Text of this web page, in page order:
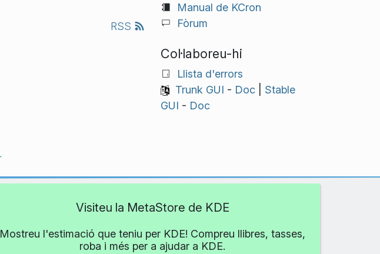
RSS
Manual de KCron
Fòrum
Col·laboreu-hi
Llista d'errors
Trunk GUI - Doc| Stable
GUI - Doc
Visiteu la MetaStore de KDE
Mostreu l'estimació que teniu per KDE! Compreu llibres, tasses,
roba i més per a ajudar a KDE.